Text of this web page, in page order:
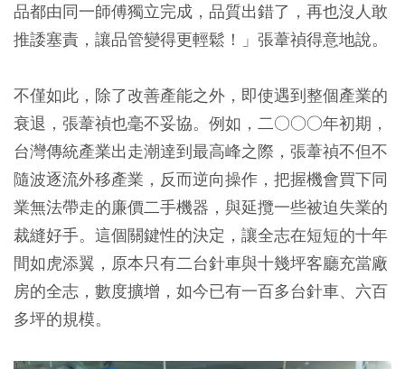
品都由同一師傅獨立完成，品質出錯了，再也沒人敢
推諉塞責，讓品管變得更輕鬆！」張葦禎得意地說。
不僅如此，除了改善產能之外，即使遇到整個產業的
衰退，張葦禎也毫不妥協。例如，二○○○年初期，
台灣傳統產業出走潮達到最高峰之際，張葦禎不但不
隨波逐流外移產業，反而逆向操作，把握機會買下同
業無法帶走的廉價二手機器，與延攬一些被迫失業的
裁縫好手。這個關鍵性的決定，讓全志在短短的十年
間如虎添翼，原本只有二台針車與十幾坪客廳充當廠
房的全志，數度擴增，如今已有一百多台針車、六百
多坪的規模。